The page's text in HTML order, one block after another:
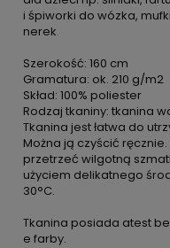
i śpiworki do wózka,
nerek.
Szerokość: 160 cm
Gramatura: ok. 210 g/m2
Skład: 100% poliester
Rodzaj tkaniny: tkanina
Tkanina jest łatwa do
Można ją czyścić
przetrzeć wilgotną
użyciem delikatnego
30°C.
Tkanina posiada atest
e farby.